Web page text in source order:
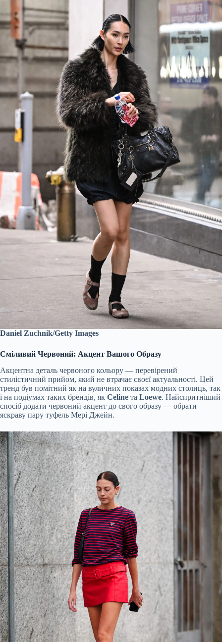
Daniel Zuchnik/Getty Images
Сміливий Червоний: Акцент Вашого Образу
Акцентна деталь червоного кольору — перевірений
стилістичний прийом, який не втрачає своєї актуальності. Цей
тренд був помітний як на вуличних показах модних столиць, так
і на подіумах таких брендів, як Celine та Loewe. Найспритніший
спосіб додати червоний акцент до свого образу — обрати
яскраву пару туфель Мері Джейн.